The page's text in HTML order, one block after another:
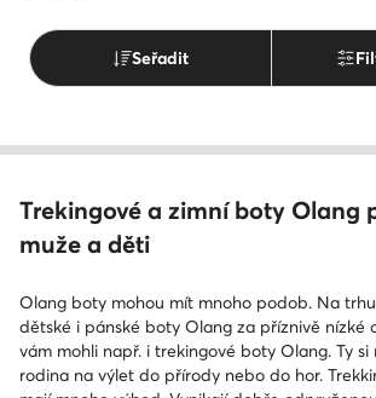
Seřadit
Trekingové a zimní boty Olang
muže a děti
Olang boty mohou mít mnoho podob. Na
dětské i pánské boty Olang za příznivě nízké
vám mohli např. i trekingové boty Olang. Ty si
rodina na výlet do přírody nebo do hor.